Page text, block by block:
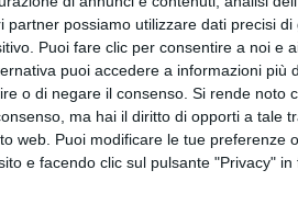
partner possiamo utilizzare dati precisi
Puoi fare clic per consentire a noi e
puoi accedere a informazioni più
o di negare il consenso. Si rende noto
ma hai il diritto di opporti a tale
web. Puoi modificare le tue preferenze
e facendo clic sul pulsante "Privacy" in
ha voluto consegnare nuovamente
la morte non avrà l'ultima parola.
Tonino ha amato e guidato, quel
chiamata viva, urgente.
si attraversa il Venerdì Santo
punto più oscuro — che Dio